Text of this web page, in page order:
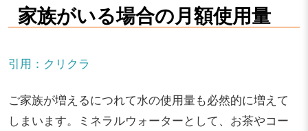
家族がいる場合の月額使用量
引用：クリクラ
ご家族が増えるにつれて水の使用量も必然的に増えて
しまいます。ミネラルウォーターとして、お茶やコー